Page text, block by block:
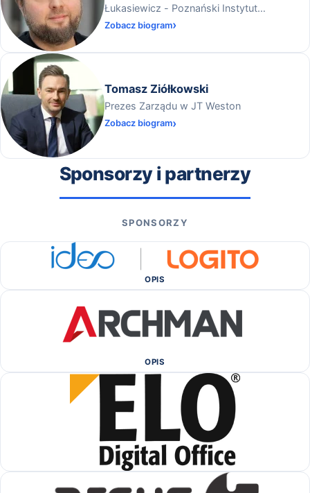
Łukasiewicz - Poznański Instytut
Technologiczny
Zobacz biogram
Tomasz Ziółkowski
Prezes Zarządu w JT Weston
Zobacz biogram
Sponsorzy i partnerzy
SPONSORZY
OPIS
OPIS